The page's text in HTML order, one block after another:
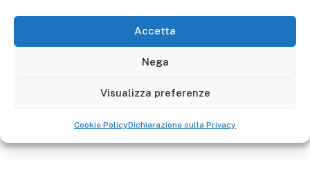
Accetta
Nega
Visualizza preferenze
Cookie PolicyDichiarazione sulla Privacy
Descrizione
Il kit ruore D6001 è adattabile al modello di trabattello